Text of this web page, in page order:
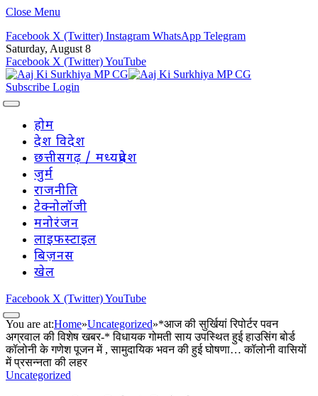
Close Menu
Facebook X (Twitter) Instagram WhatsApp Telegram
Saturday, August 8
Facebook X (Twitter)YouTube
Subscribe Login
होम
देश विदेश
छत्तीसगढ़ / मध्यप्रदेश
जुर्म
राजनीति
टेक्नोलॉजी
मनोरंजन
लाइफस्टाइल
बिज़नस
खेल
Facebook X (Twitter)YouTube
You are at:Home»Uncategorized»*आज की सुर्खियां रिपोर्टर पवन
अग्रवाल की विशेष खबर-* विधायक गोमती साय उपस्थित हुई हाउसिंग बोर्ड
कॉलोनी के गणेश पूजन में , सामुदायिक भवन की हुई घोषणा… कॉलोनी वासियों
में प्रसन्नता की लहर
Uncategorized